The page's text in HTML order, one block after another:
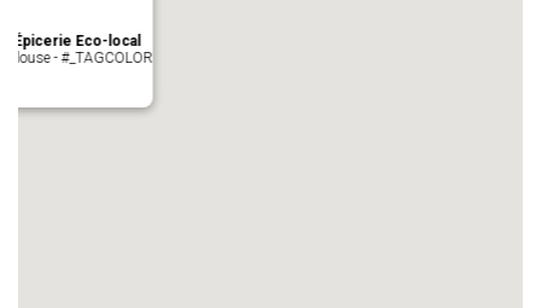
Épicerie Eco-local
- #_TAGCOLOR